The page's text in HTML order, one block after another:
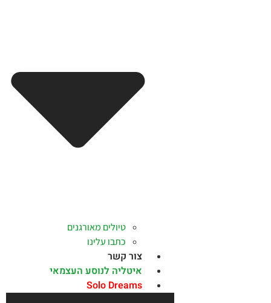
טיולים מאורגנים
כתבו עלינו
צור קשר
איטליה לנוסע העצמאי
Solo Dreams